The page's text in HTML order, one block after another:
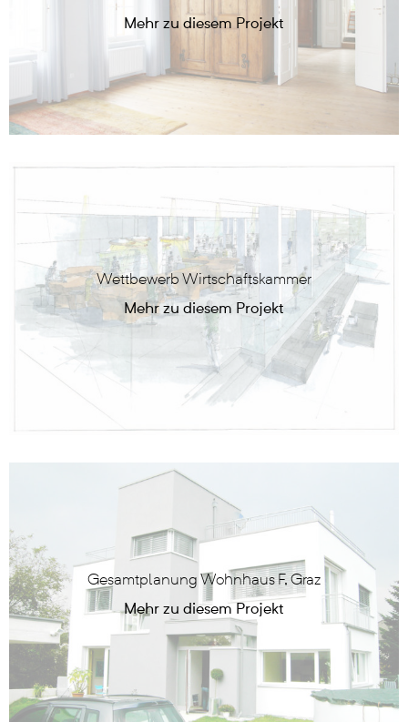
Wettbewerb Wirtschaftskammer
Gesamtplanung Wohnhaus F, Graz